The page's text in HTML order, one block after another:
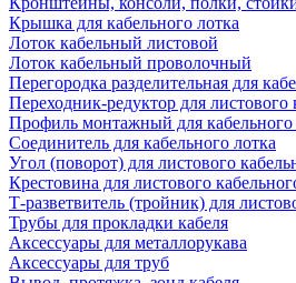
Крышка для кабельного лотка
Лоток кабельный листовой
Лоток кабельный проволочный
Перегородка разделительная для
Переходник-редуктор для листового
Профиль монтажный для кабельного
Соединитель для кабельного лотка
Угол (поворот) для листового
Крестовина для листового
Т-разветвитель (тройник) для
Трубы для прокладки кабеля
Аксессуары для металлорукава
Аксессуары для труб